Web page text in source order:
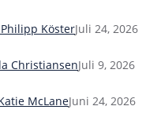
KösterJuli 24, 2026
ChristiansenJuli 9, 2026
McLaneJuni 24, 2026